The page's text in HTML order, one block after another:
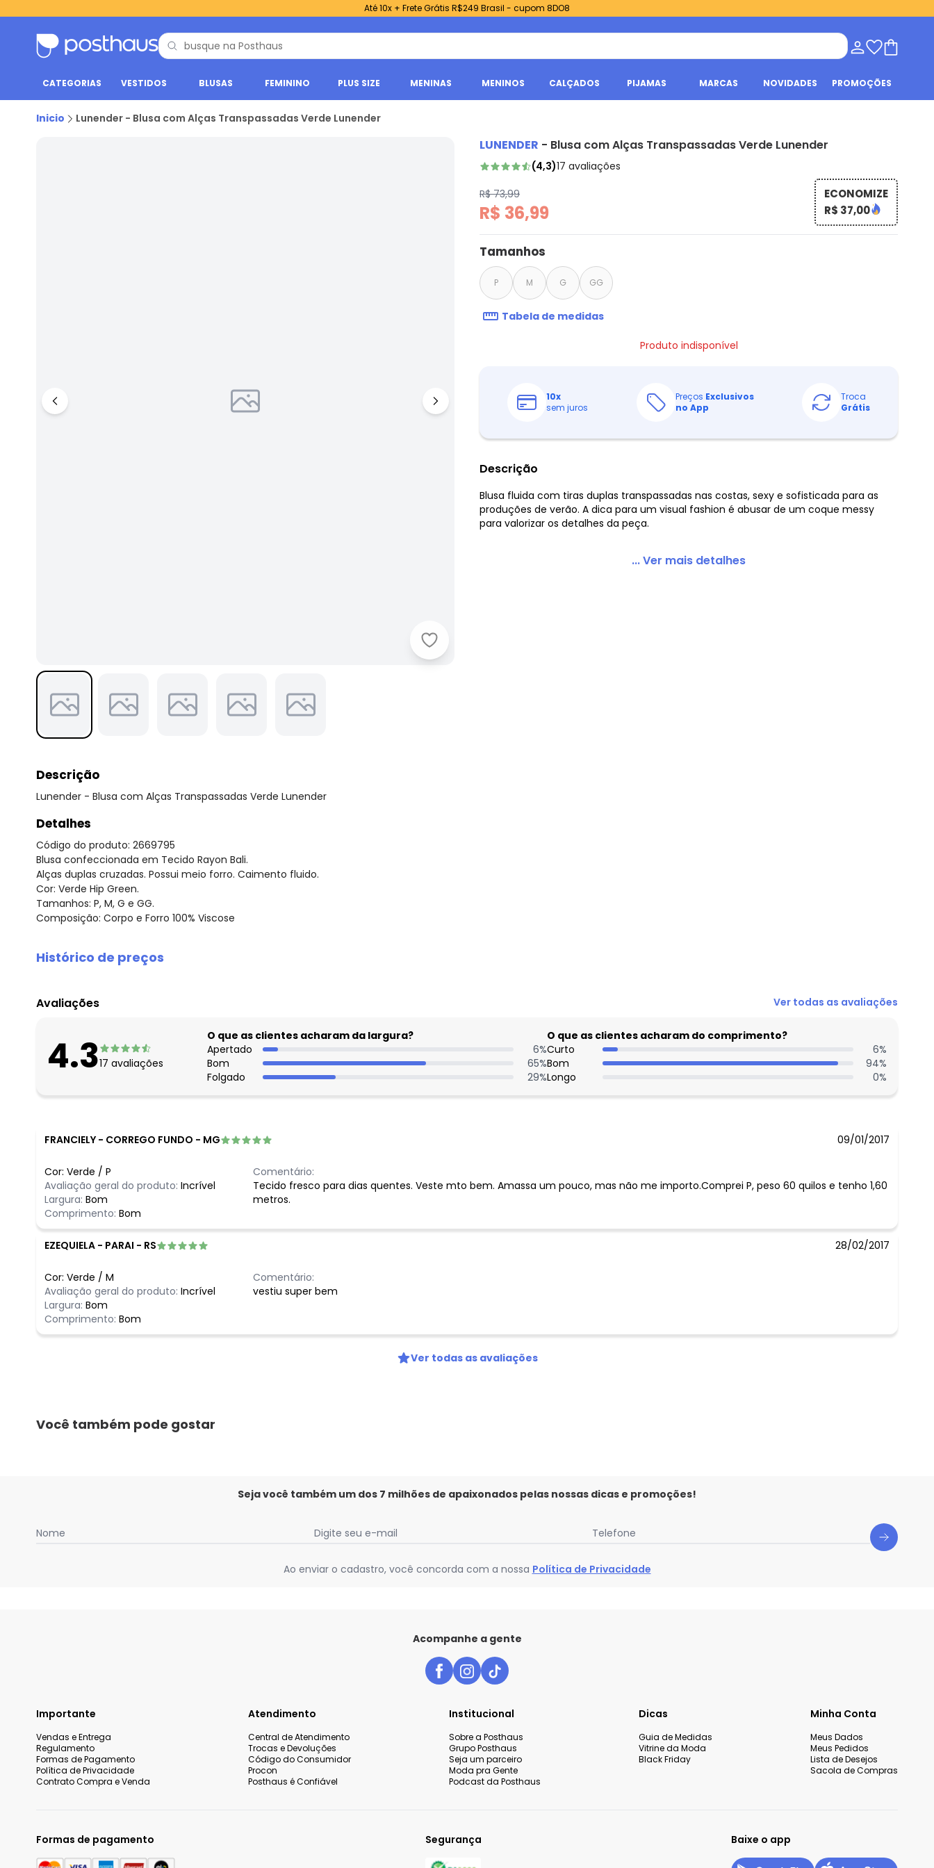
Até 10x + Frete Grátis R$249 Brasil - cupom 8DO8
CATEGORIAS VESTIDOS BLUSAS FEMININO PLUS SIZE MENINAS MENINOS CALÇADOS PIJAMAS MARCAS NOVIDADES PROMOÇÕES
Inicio Lunender - Blusa com Alças Transpassadas Verde Lunender
Lunender - Blusa com Alças Transpassadas Verde Lunender
LUNENDER - Blusa com Alças Transpassadas Verde Lunender
(4,3)17 avaliações
R$ 73,99
R$ 36,99
ECONOMIZE
R$ 37,00
Tamanhos
P M G GG
Tabela de medidas
Produto indisponível
10x
sem juros
Preços Exclusivos
no App
Troca
Grátis
Descrição
Blusa fluida com tiras duplas transpassadas nas costas, sexy e sofisticada para as
produções de verão. A dica para um visual fashion é abusar de um coque messy
para valorizar os detalhes da peça.
... Ver mais detalhes
Descrição
Lunender - Blusa com Alças Transpassadas Verde Lunender
Detalhes
Código do produto: 2669795
Blusa confeccionada em Tecido Rayon Bali.
Alças duplas cruzadas. Possui meio forro. Caimento fluido.
Cor: Verde Hip Green.
Tamanhos: P, M, G e GG.
Composição: Corpo e Forro 100% Viscose
Histórico de preços
agosto/2026
N/D*
maio/2026 N/D*
abril/2026 N/D*
N/D*
fevereiro/2026 N/D*
Avaliações Ver todas as avaliações
4.317 avaliações
O que as clientes acharam da largura?
Apertado
6%
Bom
65%
Folgado
29%
O que as clientes acharam do comprimento?
Curto
6%
Bom
94%
Longo
0%
FRANCIELY - CORREGO FUNDO - MG 09/01/2017
Cor: Verde / P
Avaliação geral do produto: Incrível
Largura: Bom
Comprimento: Bom
Comentário:
Tecido fresco para dias quentes. Veste mto bem. Amassa um pouco, mas não me importo.Comprei P, peso 60 quilos e tenho 1,60
metros.
EZEQUIELA - PARAI - RS 28/02/2017
Cor: Verde / M
Avaliação geral do produto: Incrível
Largura: Bom
Comprimento: Bom
Comentário:
vestiu super bem
Ver todas as avaliações
Você também pode gostar
Seja você também um dos 7 milhões de apaixonados pelas nossas dicas e promoções!
Nome Digite seu e-mail Telefone
Ao enviar o cadastro, você concorda com a nossa Política de Privacidade
Acompanhe a gente
Importante
Vendas e Entrega
Regulamento
Formas de Pagamento
Política de Privacidade
Contrato Compra e Venda
Atendimento
Central de Atendimento
Trocas e Devoluções
Código do Consumidor
Procon
Posthaus é Confiável
Institucional
Sobre a Posthaus
Grupo Posthaus
Seja um parceiro
Moda pra Gente
Podcast da Posthaus
Dicas
Guia de Medidas
Vitrine da Moda
Black Friday
Minha Conta
Meus Dados
Meus Pedidos
Lista de Desejos
Sacola de Compras
Formas de pagamento Segurança Baixe o app